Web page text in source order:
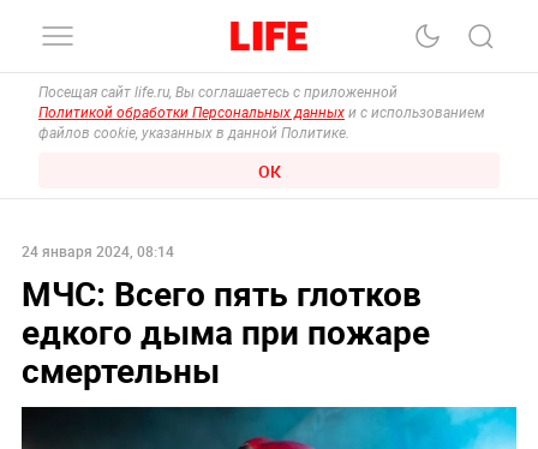
Посещая сайт life.ru, Вы соглашаетесь с приложенной
Политикой обработки Персональных данных и с использованием
файлов cookie, указанных в данной Политике.
ОК
24 января 2024, 08:14
МЧС: Всего пять глотков
едкого дыма при пожаре
смертельны